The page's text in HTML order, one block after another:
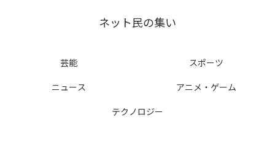
ネット民の集い
芸能
スポーツ
ニュース
アニメ・ゲーム
テクノロジー